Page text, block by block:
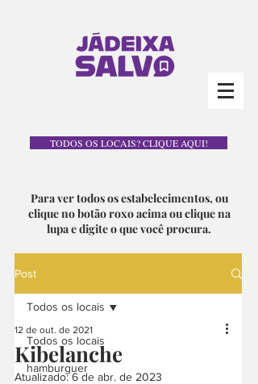
TODOS OS LOCAIS? CLIQUE AQUI!
Para ver todos os estabelecimentos, ou
clique no botão roxo acima ou clique na
lupa e digite o que você procura.
Post
Todos os locais
hamburguer
Todos os locais
Kibelanche
12 de out. de 2021
Atualizado:6 de abr. de 2023